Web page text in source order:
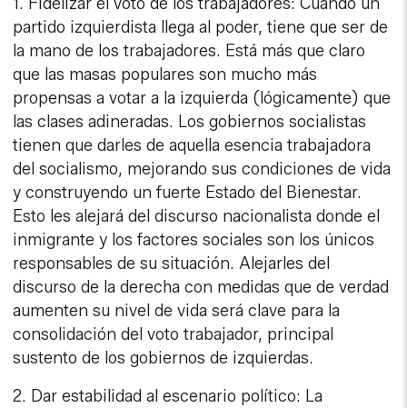
partido izquierdista llega al poder, tiene que ser de
la mano de los trabajadores. Está más que claro
que las masas populares son mucho más
propensas a votar a la izquierda (lógicamente) que
las clases adineradas. Los gobiernos socialistas
tienen que darles de aquella esencia trabajadora
del socialismo, mejorando sus condiciones de vida
y construyendo un fuerte Estado del Bienestar.
Esto les alejará del discurso nacionalista donde el
inmigrante y los factores sociales son los únicos
responsables de su situación. Alejarles del
discurso de la derecha con medidas que de verdad
aumenten su nivel de vida será clave para la
consolidación del voto trabajador, principal
sustento de los gobiernos de izquierdas.
2. Dar estabilidad al escenario político: La